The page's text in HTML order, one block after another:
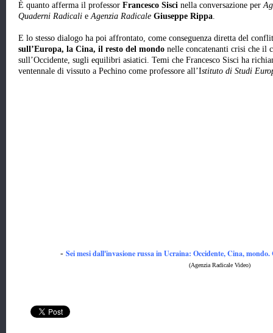
È quanto afferma il professor Francesco Sisci nella conversazione per
Quaderni Radicali eAgenzia Radicale Giuseppe Rippa.
E lo stesso dialogo ha poi affrontato, come conseguenza diretta del
sull’Europa, la Cina, il resto del mondo nelle concatenanti crisi che il
sull’Occidente, sugli equilibri asiatici. Temi che Francesco Sisci ha
ventennale di vissuto a Pechino come professore all’Istituto di Studi
- Sei mesi dall'invasione russa in Ucraina: Occidente, Cina, mondo.
(Agenzia Radicale Video)